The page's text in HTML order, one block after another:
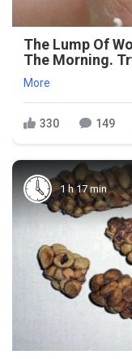
The Lump Of
The Morning.
More
330 149
1 h 17 min